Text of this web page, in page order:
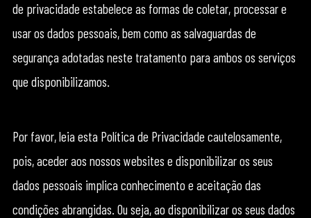
de privacidade estabelece as formas de coletar, processar e
usar os dados pessoais, bem como as salvaguardas de
segurança adotadas neste tratamento para ambos os serviços
que disponibilizamos.
Por favor, leia esta Política de Privacidade cautelosamente,
pois, aceder aos nossos websites e disponibilizar os seus
dados pessoais implica conhecimento e aceitação das
condições abrangidas. Ou seja, ao disponibilizar os seus dados